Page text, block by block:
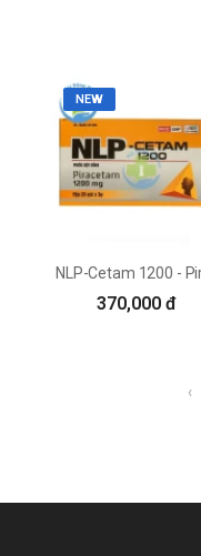
NEW
370,000 đ
‹